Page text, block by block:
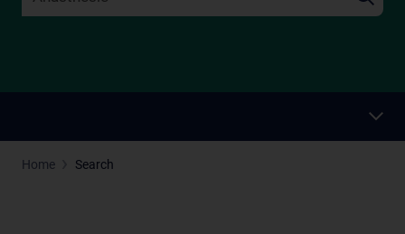
Home Search